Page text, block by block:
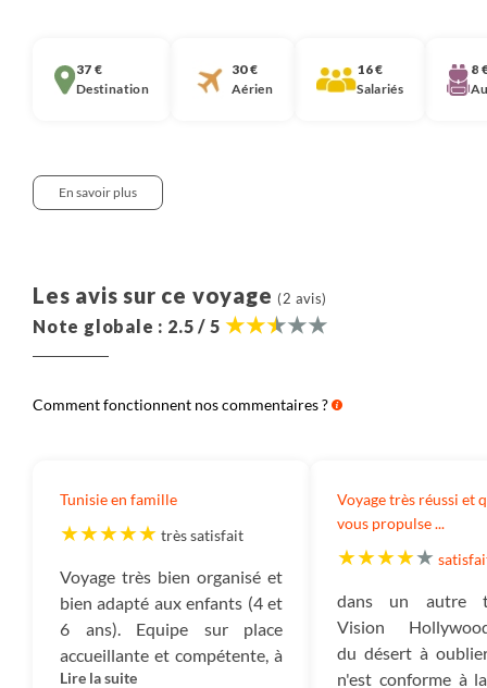
37 €
Destination
30 €
Aérien
16 €
Salariés
8
Nous pensons qu’il est important que chaque
voyageur soit informé de la décomposition du prix de
dernières années des coûts de tous les voyages de
Destination : Il s’agit du montant consacré à payer
les prestations dans le pays dans lequel vous
voyagez : nos partenaires, les guides, les
hébergements, les transferts, les activités, la
nourriture, etc.
Aérien :Il s’agit du montant correspondant au prix
En savoir plus
Les avis sur ce voyage (2 avis)
Note globale : 2.5 / 5
Comment fonctionnent nos commentaires ?
Tunisie en famille
très satisfait
Voyage très bien organisé et
bien adapté aux enfants (4 et
6 ans). Equipe sur place
accueillante et compétente, à
l'écoute des besoins des
Lire la suite
Voyage très réussi et
vous propulse ...
dans un autre
Vision
du désert à
n'est conforme à